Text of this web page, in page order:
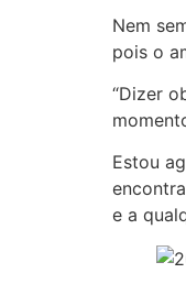
Nem
pois o
“Dizer
Estou
e a